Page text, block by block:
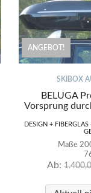
ANGEBOT!
SKIBOX
BELUGA
Vorsprung
DESIGN +
Maße
Ab: